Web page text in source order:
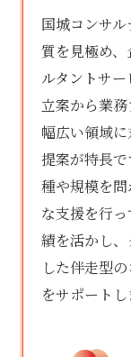
国城コンサ
質を見極め
ルタントサー
立案から業
幅広い領域
提案が特長
種や規模を
な支援を行
績を活かし
した伴走型
をサポートし